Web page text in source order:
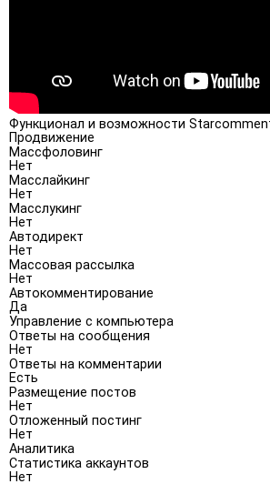
Функционал и возможности
Продвижение
Массфоловинг
Нет
Масслайкинг
Нет
Масслукинг
Нет
Автодирект
Нет
Массовая рассылка
Нет
Автокомментирование
Да
Управление с компьютера
Ответы на сообщения
Нет
Ответы на комментарии
Есть
Размещение постов
Нет
Отложенный постинг
Нет
Аналитика
Статистика аккаунтов
Нет